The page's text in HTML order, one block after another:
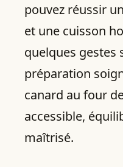
pouvez réussir
et une cuisson
quelques gestes
préparation
canard au four
accessible,
maîtrisé.